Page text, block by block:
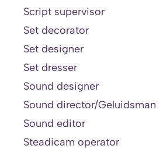
Script supervisor
Set decorator
Set designer
Set dresser
Sound designer
Sound director/Geluidsman
Sound editor
Steadicam operator